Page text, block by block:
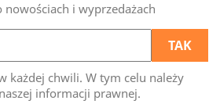
i wyprzedażach
każdej chwili. W tym celu należy
informacji prawnej.